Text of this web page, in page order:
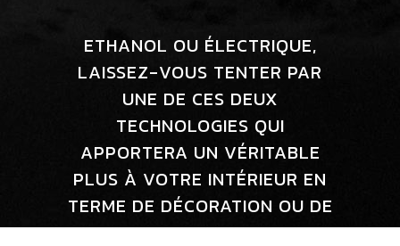
ETHANOL OU ÉLECTRIQUE,
LAISSEZ-VOUS TENTER PAR
UNE DE CES DEUX
TECHNOLOGIES QUI
APPORTERA UN VÉRITABLE
PLUS À VOTRE INTÉRIEUR EN
TERME DE DÉCORATION OU DE
CHALEUR.